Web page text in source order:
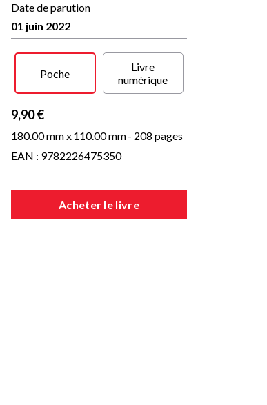
Date de parution
01 juin 2022
Poche
Livre
numérique
9,90 €
180.00 mm x110.00 mm- 208 pages
EAN : 9782226475350
Acheter le livre